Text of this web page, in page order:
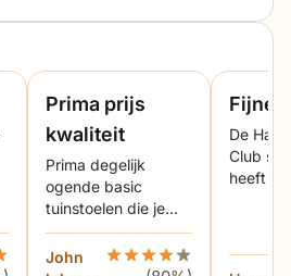
van de tuintafel en de
van aluminium en heeft
levensduur. De
tuintafel combineert
Club tuinstoel van het
<span class="TextRun
NL" xml:lang="NL-NL">
SCXW14186469">Het
Hartman Royal Club/Concept 160
Prima prijs
kwaliteit
Prima degelijk
ogende basic
tuinstoelen die je
buiten kunt laten
staan. Goede prijs/
John
Beoordeling Hartman
Fijne
De
Club
heeft